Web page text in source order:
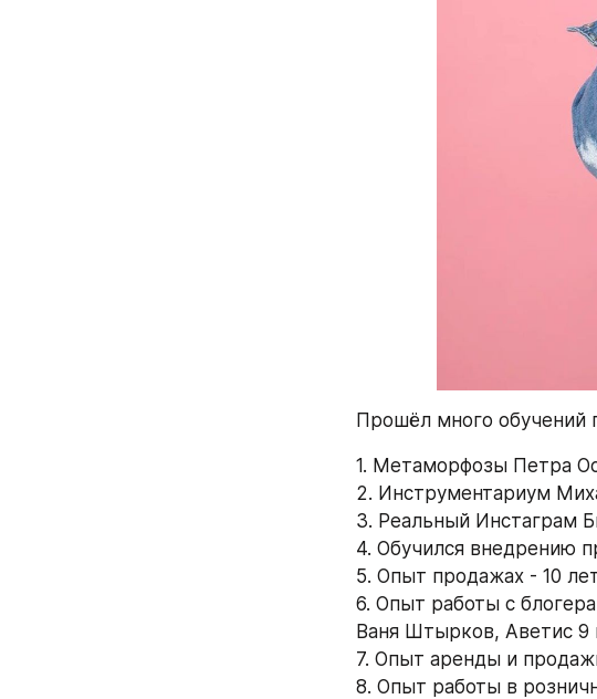
Прошёл много обучений
1. Метаморфозы Петра
2. Инструментариум
3. Реальный Инстаграм
4. Обучился внедрению
5. Опыт продажах - 10
6. Опыт работы с
Ваня Штырков, Аветис
7. Опыт аренды и
8. Опыт работы в